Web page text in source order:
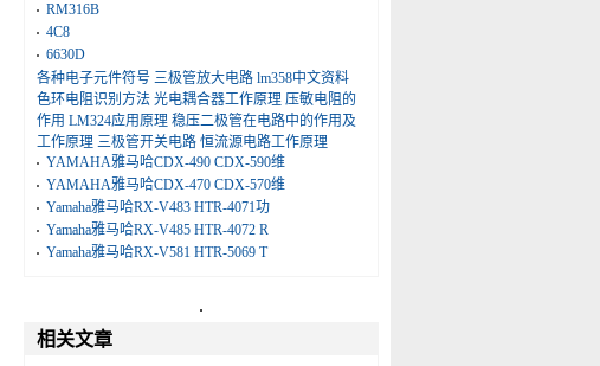
RM316B
4C8
6630D
各种电子元件符号 三极管放大电路 lm358中文资料
色环电阻识别方法 光电耦合器工作原理 压敏电阻的
作用 LM324应用原理 稳压二极管在电路中的作用及
工作原理 三极管开关电路 恒流源电路工作原理
YAMAHA雅马哈CDX-490 CDX-590维
YAMAHA雅马哈CDX-470 CDX-570维
Yamaha雅马哈RX-V483 HTR-4071功
Yamaha雅马哈RX-V485 HTR-4072 R
Yamaha雅马哈RX-V581 HTR-5069 T
.
相关文章